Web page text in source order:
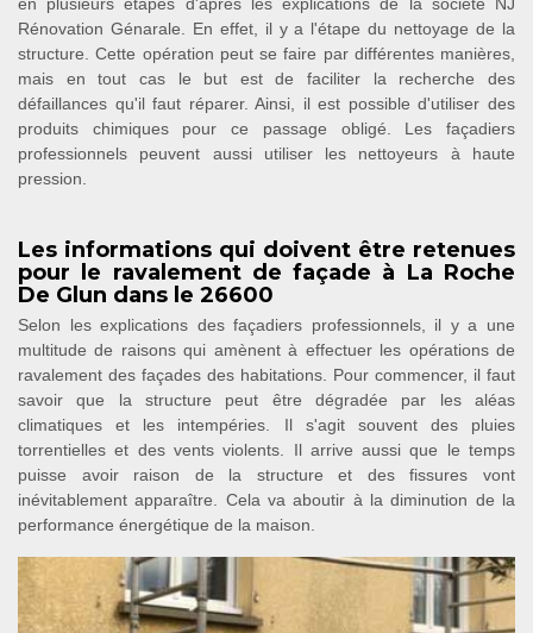
Rénovation Génarale. En effet, il y a l'étape du nettoyage de la
structure. Cette opération peut se faire par différentes manières,
mais en tout cas le but est de faciliter la recherche des
défaillances qu'il faut réparer. Ainsi, il est possible d'utiliser des
produits chimiques pour ce passage obligé. Les façadiers
professionnels peuvent aussi utiliser les nettoyeurs à haute
pression.
Les informations qui doivent être retenues
pour le ravalement de façade à La Roche
De Glun dans le 26600
Selon les explications des façadiers professionnels, il y a une
multitude de raisons qui amènent à effectuer les opérations de
ravalement des façades des habitations. Pour commencer, il faut
savoir que la structure peut être dégradée par les aléas
climatiques et les intempéries. Il s'agit souvent des pluies
torrentielles et des vents violents. Il arrive aussi que le temps
puisse avoir raison de la structure et des fissures vont
inévitablement apparaître. Cela va aboutir à la diminution de la
performance énergétique de la maison.